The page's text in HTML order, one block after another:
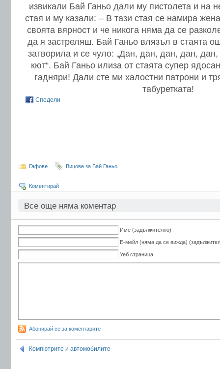
извикали Бай Ганьо дали му пистолета и на
стая и му казали: – В тази стая се намира
своята вярност и че никога няма да се
да я застреляш. Бай Ганьо влязъл в стаята
затворила и се чуло: „Дан, дан, дан, дан, дан,
кют“. Бай Ганьо илиза от стаята супер
гадняри! Дали сте ми халостни патрони и
табуретката!
Сподели
Гафове Вицове за Бай Ганьо
Коментирай
Все още няма коментар
Име (задължително)
Е-мейл (няма да се вижда)
Уеб страница
Абонирай се за коментарите
Компютрите и автомобилите